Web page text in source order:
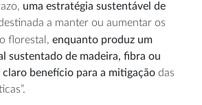
uma estratégia sustentável de
a manter ou aumentar os
florestal, enquanto produz um
sustentado de madeira, fibra ou
claro benefício para a mitigação das